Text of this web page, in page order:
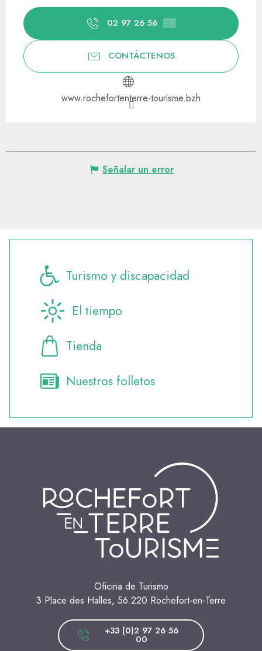
02 97 26 56 ▒▒
CONTÁCTENOS
www.rochefortenterre-tourisme.bzh
Señalar un error
Turismo y discapacidad
El tiempo
Tienda
Nuestros folletos
Oficina de Turismo
3 Place des Halles, 56 220 Rochefort-en-Terre
+33 (0)2 97 26 56
00